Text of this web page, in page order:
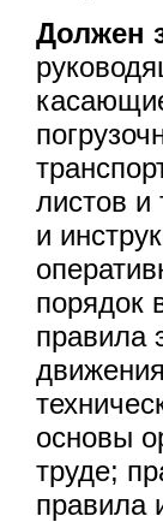
Должен
листов и
и
порядок
правила
основы
труде;
правила